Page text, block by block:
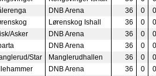
DNB Arena 36 0
0
Lørenskog Ishall 36 0
0
Asker DNB Arena 36 0
0
DNB Arena 36 0
0
Star Manglerudhallen 36 0
0
DNB Arena 36 0
0